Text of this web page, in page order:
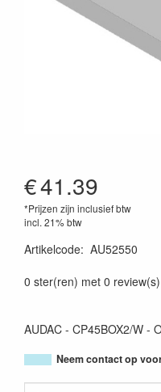
€41.39
*Prijzen zijn inclusief btw
incl. 21% btw
Artikelcode: AU52550
0 ster(ren) met 0 review(s)
AUDAC - CP45BOX2/W -
Neem contact op